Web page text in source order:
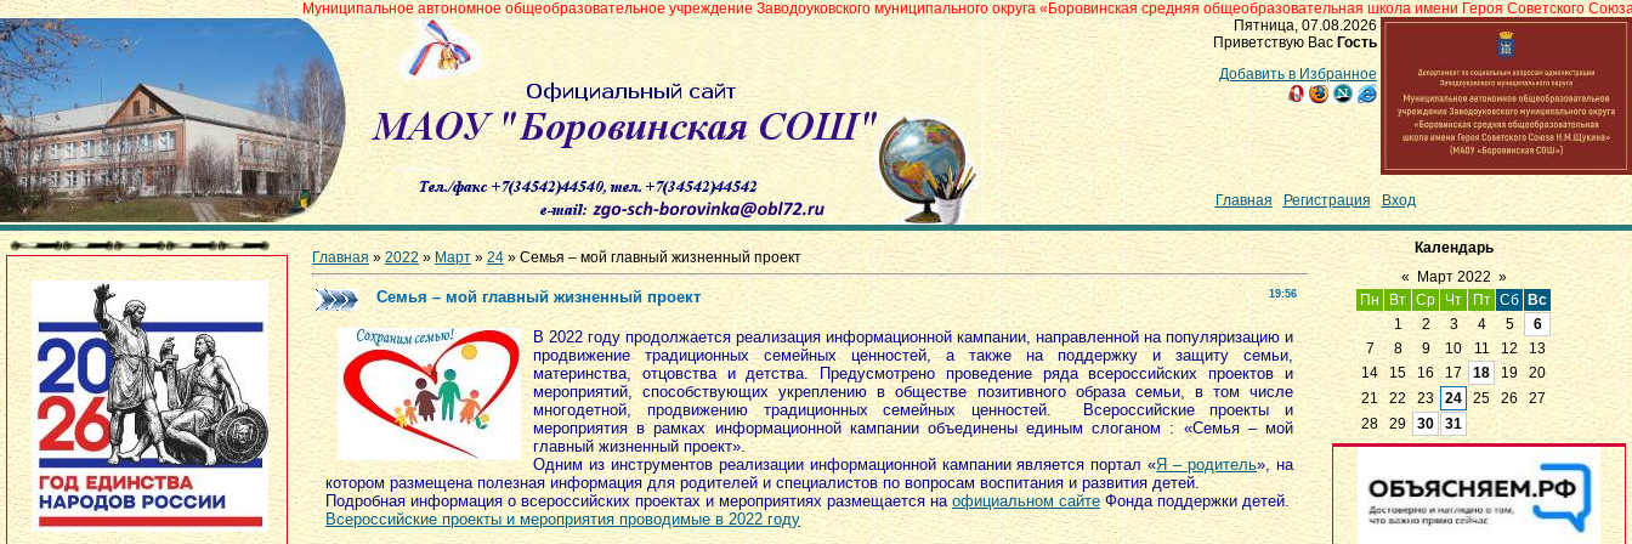
Муниципальное автономное общеобразовательное учреждение Заводоуковского муниципального округа «Боровинская средняя общеобразовательная школа имени Героя Советского Союза
Пятница, 07.08.2026
Приветствую Вас Гость
Добавить в Избранное
Главная Регистрация Вход
Главная » 2022 » Март » 24 » Семья – мой главный жизненный проект
19:56
Семья – мой главный жизненный проект
В 2022 году продолжается реализация информационной кампании, направленной на популяризацию и
продвижение традиционных семейных ценностей, а также на поддержку и защиту семьи,
материнства, отцовства и детства. Предусмотрено проведение ряда всероссийских проектов и
мероприятий, способствующих укреплению в обществе позитивного образа семьи, в том числе
многодетной, продвижению традиционных семейных ценностей. Всероссийские проекты и
мероприятия в рамках информационной кампании объединены единым слоганом : «Семья – мой
главный жизненный проект».
Одним из инструментов реализации информационной кампании является портал «Я – родитель», на
котором размещена полезная информация для родителей и специалистов по вопросам воспитания и развития детей.
Подробная информация о всероссийских проектах и мероприятиях размещается наофициальном сайте Фонда поддержки детей.
Всероссийские проекты и мероприятия проводимые в 2022 году
Календарь
«
Март 2022 »
Пн
Вт Ср Чт Пт Сб
Вс
1
2 3 4 5
6
7
8 9 10 11 12
13
14
15 16 17 18 19
20
21
22 23 24 25 26
27
28
29 30 31